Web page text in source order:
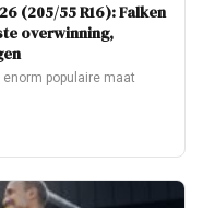
(205/55 R16): Falken
overwinning,
populaire maat